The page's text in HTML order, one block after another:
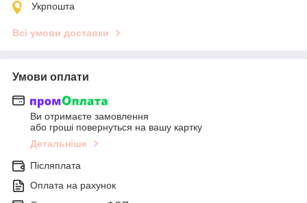
Укрпошта
Всі умови доставки
Умови оплати
Ви отримаєте замовлення
або гроші повернуться на вашу картку
Детальніше
Післяплата
Оплата на рахунок